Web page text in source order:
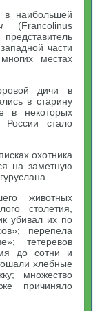
в наибольшей
(Francolinus
части
местах
дичи в
в старину
в некоторых
России стало
охотника
на заметную
животных
столетия,
убивал их по
перепела
тетеревов
до сотни и
хлебные
множество
причиняло